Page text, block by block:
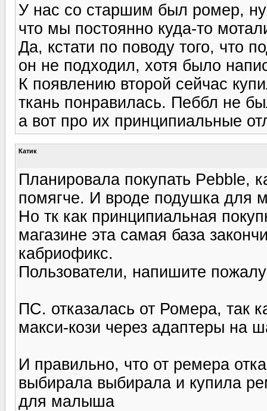
У нас со старшим был ромер,
что мы постоянно куда-то
Да, кстати по поводу того, что
он не подходил, хотя было
К появлению второй сейчас
ткань понравилась. Пеббл не
а вот про их принципиальные
Катик
Планировала покупать Pebble,
помягче. И вроде подушка для
Но тк как принципиальная
магазине эта самая база
кабриофикс.
Пользователи, напишите
ПС. отказалась от Ромера, так
макси-кози через адаптеры на
И правильно, что от ремера
выбирала выбирала и купила
для малыша